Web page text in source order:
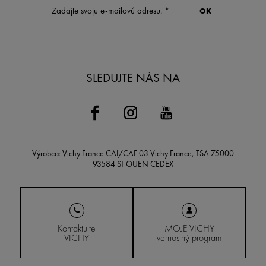
SLEDUJTE NÁS NA
Výrobca: Vichy France CAI/CAF 03 Vichy France, TSA 75000
93584 ST OUEN CEDEX
Kontaktujte
VICHY
MOJE VICHY
vernostný program